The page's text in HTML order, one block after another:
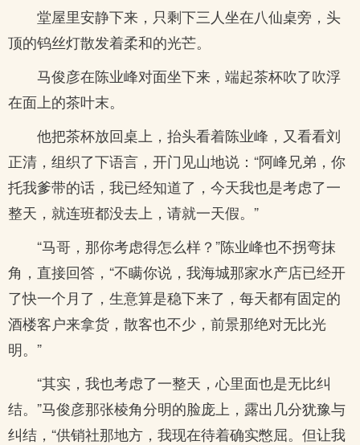
堂屋里安静下来，只剩下三人坐在八仙桌旁，头
顶的钨丝灯散发着柔和的光芒。
马俊彦在陈业峰对面坐下来，端起茶杯吹了吹浮
在面上的茶叶末。
他把茶杯放回桌上，抬头看着陈业峰，又看看刘
正清，组织了下语言，开门见山地说：“阿峰兄弟，你
托我爹带的话，我已经知道了，今天我也是考虑了一
整天，就连班都没去上，请就一天假。”
“马哥，那你考虑得怎么样？”陈业峰也不拐弯抹
角，直接回答，“不瞒你说，我海城那家水产店已经开
了快一个月了，生意算是稳下来了，每天都有固定的
酒楼客户来拿货，散客也不少，前景那绝对无比光
明。”
“其实，我也考虑了一整天，心里面也是无比纠
结。”马俊彦那张棱角分明的脸庞上，露出几分犹豫与
纠结，“供销社那地方，我现在待着确实憋屈。但让我